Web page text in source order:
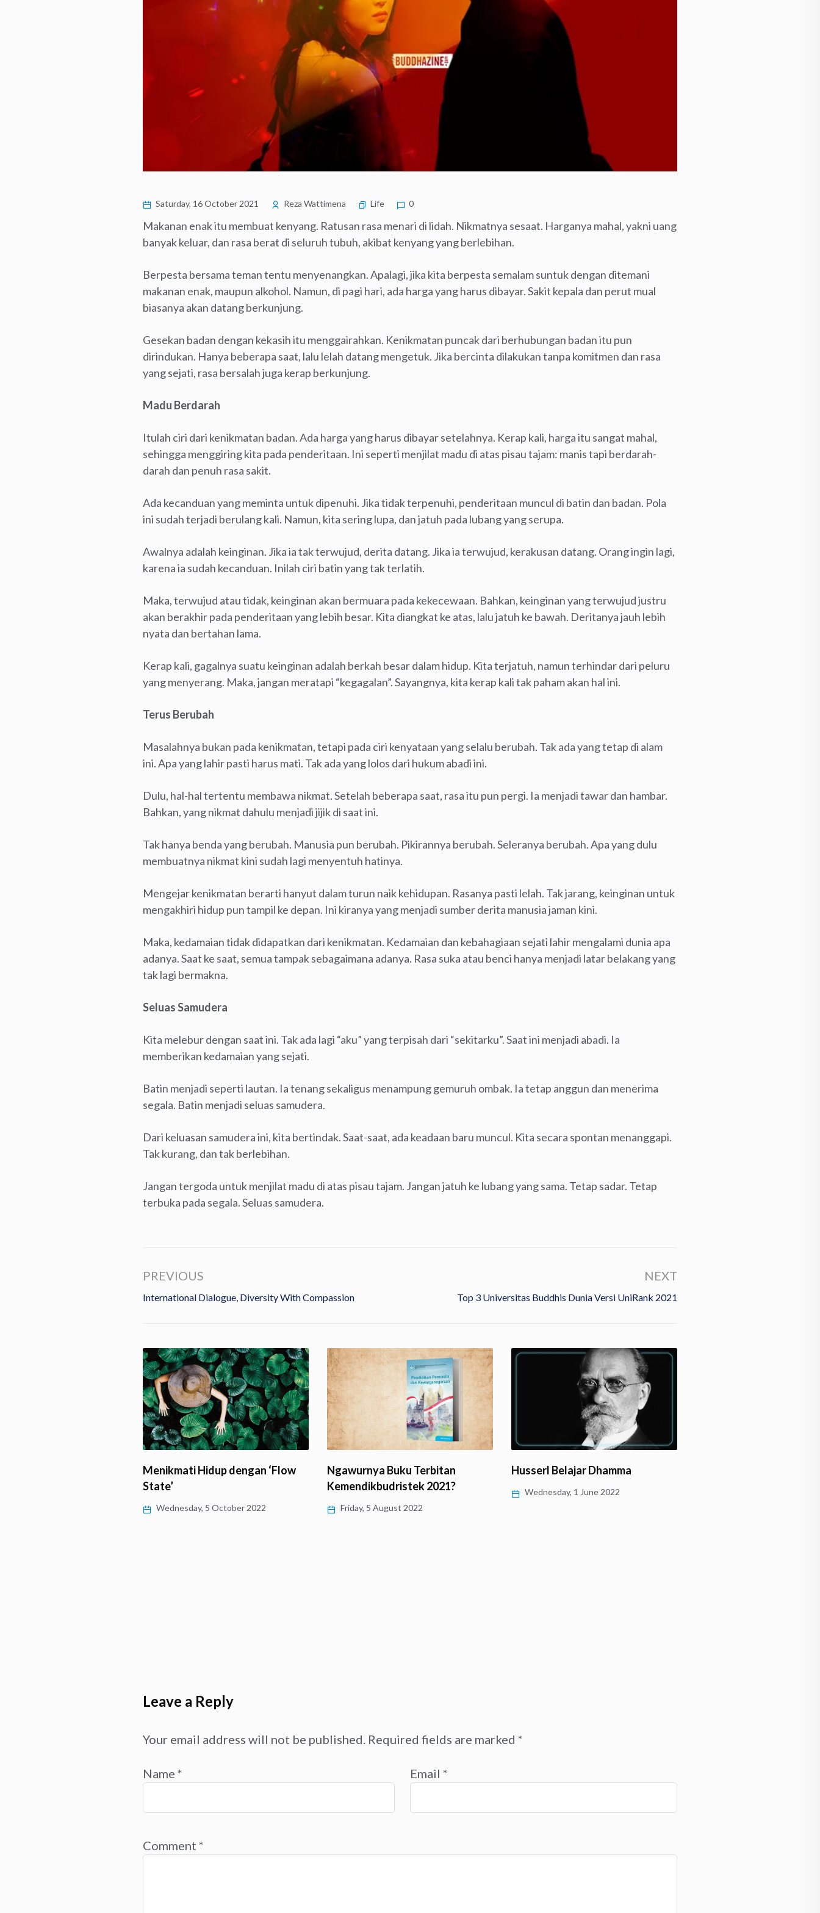
Saturday, 16 October 2021 Reza Wattimena Life 0
Makanan enak itu membuat kenyang. Ratusan rasa menari di lidah. Nikmatnya sesaat. Harganya mahal, yakni uang
banyak keluar, dan rasa berat di seluruh tubuh, akibat kenyang yang berlebihan.
Berpesta bersama teman tentu menyenangkan. Apalagi, jika kita berpesta semalam suntuk dengan ditemani
makanan enak, maupun alkohol. Namun, di pagi hari, ada harga yang harus dibayar. Sakit kepala dan perut mual
biasanya akan datang berkunjung.
Gesekan badan dengan kekasih itu menggairahkan. Kenikmatan puncak dari berhubungan badan itu pun
dirindukan. Hanya beberapa saat, lalu lelah datang mengetuk. Jika bercinta dilakukan tanpa komitmen dan rasa
yang sejati, rasa bersalah juga kerap berkunjung.
Madu Berdarah
Itulah ciri dari kenikmatan badan. Ada harga yang harus dibayar setelahnya. Kerap kali, harga itu sangat mahal,
sehingga menggiring kita pada penderitaan. Ini seperti menjilat madu di atas pisau tajam: manis tapi berdarah-
darah dan penuh rasa sakit.
Ada kecanduan yang meminta untuk dipenuhi. Jika tidak terpenuhi, penderitaan muncul di batin dan badan. Pola
ini sudah terjadi berulang kali. Namun, kita sering lupa, dan jatuh pada lubang yang serupa.
Awalnya adalah keinginan. Jika ia tak terwujud, derita datang. Jika ia terwujud, kerakusan datang. Orang ingin lagi,
karena ia sudah kecanduan. Inilah ciri batin yang tak terlatih.
Maka, terwujud atau tidak, keinginan akan bermuara pada kekecewaan. Bahkan, keinginan yang terwujud justru
akan berakhir pada penderitaan yang lebih besar. Kita diangkat ke atas, lalu jatuh ke bawah. Deritanya jauh lebih
nyata dan bertahan lama.
Kerap kali, gagalnya suatu keinginan adalah berkah besar dalam hidup. Kita terjatuh, namun terhindar dari peluru
yang menyerang. Maka, jangan meratapi “kegagalan”. Sayangnya, kita kerap kali tak paham akan hal ini.
Terus Berubah
Masalahnya bukan pada kenikmatan, tetapi pada ciri kenyataan yang selalu berubah. Tak ada yang tetap di alam
ini. Apa yang lahir pasti harus mati. Tak ada yang lolos dari hukum abadi ini.
Dulu, hal-hal tertentu membawa nikmat. Setelah beberapa saat, rasa itu pun pergi. Ia menjadi tawar dan hambar.
Bahkan, yang nikmat dahulu menjadi jijik di saat ini.
Tak hanya benda yang berubah. Manusia pun berubah. Pikirannya berubah. Seleranya berubah. Apa yang dulu
membuatnya nikmat kini sudah lagi menyentuh hatinya.
Mengejar kenikmatan berarti hanyut dalam turun naik kehidupan. Rasanya pasti lelah. Tak jarang, keinginan untuk
mengakhiri hidup pun tampil ke depan. Ini kiranya yang menjadi sumber derita manusia jaman kini.
Maka, kedamaian tidak didapatkan dari kenikmatan. Kedamaian dan kebahagiaan sejati lahir mengalami dunia apa
adanya. Saat ke saat, semua tampak sebagaimana adanya. Rasa suka atau benci hanya menjadi latar belakang yang
tak lagi bermakna.
Seluas Samudera
Kita melebur dengan saat ini. Tak ada lagi “aku” yang terpisah dari “sekitarku”. Saat ini menjadi abadi. Ia
memberikan kedamaian yang sejati.
Batin menjadi seperti lautan. Ia tenang sekaligus menampung gemuruh ombak. Ia tetap anggun dan menerima
segala. Batin menjadi seluas samudera.
Dari keluasan samudera ini, kita bertindak. Saat-saat, ada keadaan baru muncul. Kita secara spontan menanggapi.
Tak kurang, dan tak berlebihan.
Jangan tergoda untuk menjilat madu di atas pisau tajam. Jangan jatuh ke lubang yang sama. Tetap sadar. Tetap
terbuka pada segala. Seluas samudera.
PREVIOUS
International Dialogue, Diversity With Compassion
NEXT
Top 3 Universitas Buddhis Dunia Versi UniRank 2021
Menikmati Hidup dengan ‘Flow
State’
Wednesday, 5 October 2022
Ngawurnya Buku Terbitan
Kemendikbudristek 2021?
Friday, 5 August 2022
Husserl Belajar Dhamma
Wednesday, 1 June 2022
Leave a Reply
Your email address will not be published. Required fields are marked *
Name * Email *
Comment *